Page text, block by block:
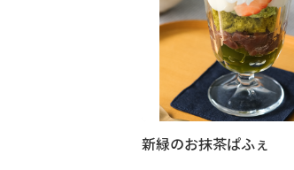
新緑のお抹茶ぱふぇ